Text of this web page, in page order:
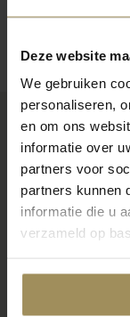
Deze website
We gebruiken
personaliseren,
en om ons
informatie over
partners voor
partners kunnen
informatie die u
verzameld op
Bezoek onze
adviseren en